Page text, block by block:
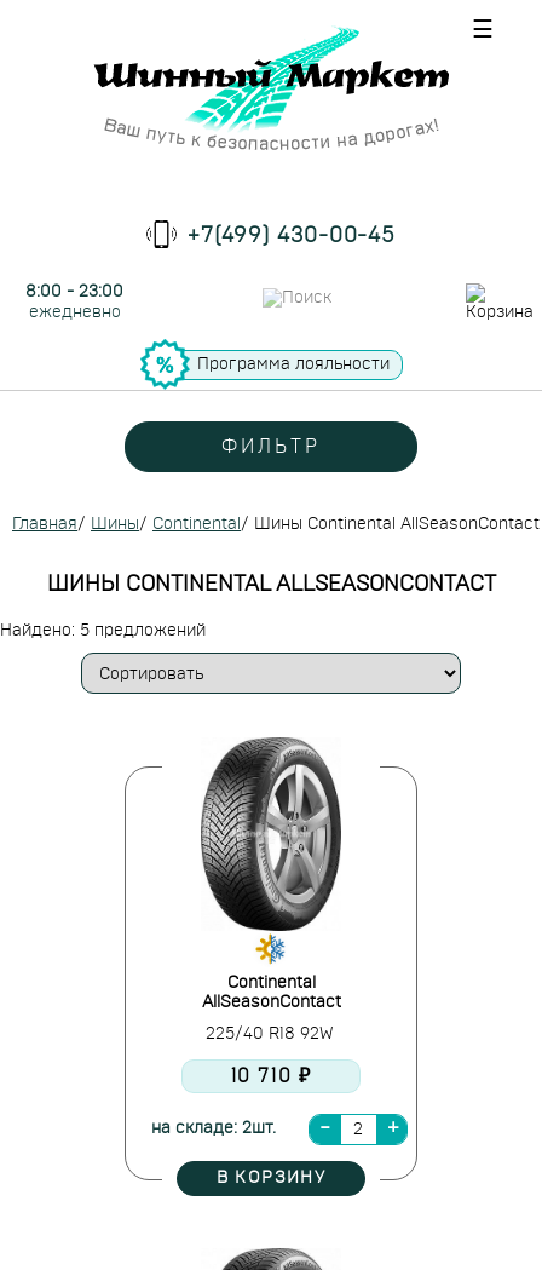
☰
+7(499) 430-00-45
8:00 - 23:00
ежедневно
Программа лояльности
ФИЛЬТР
Главная/ Шины/ Continental / Шины Continental AllSeasonContact
ШИНЫ CONTINENTAL ALLSEASONCONTACT
Найдено: 5 предложений
Continental
AllSeasonContact
225/40 R18 92W
10 710 ₽
на складе: 2шт.
В КОРЗИНУ